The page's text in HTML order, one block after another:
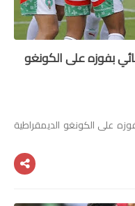
بفوزه على الكونغو
على الكونغو الديمقراطية